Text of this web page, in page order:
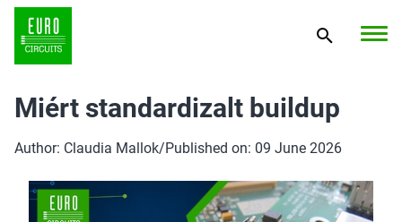
Miért standardizalt buildup
Author: Claudia Mallok/Published on: 09 June 2026